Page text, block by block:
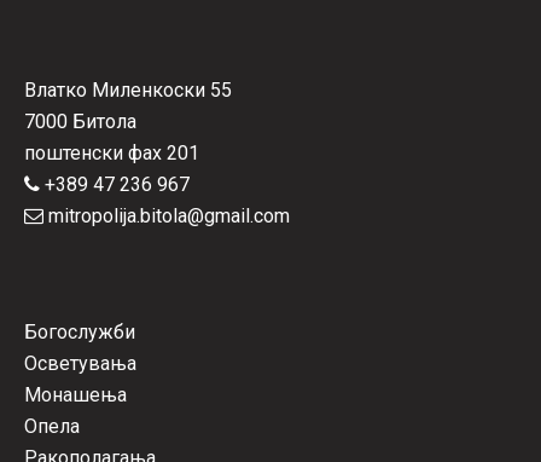
Влатко Миленкоски 55
7000 Битола
поштенски фах 201
+389 47 236 967
mitropolija.bitola@gmail.com
Богослужби
Осветувања
Монашења
Опела